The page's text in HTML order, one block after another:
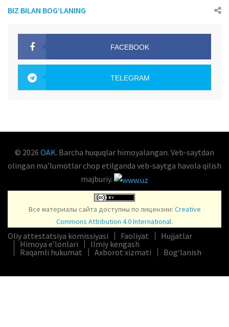
BIZ BILAN BOG‘LANING
FACEBOOK
TELEGRAM
© 2026 OAK. Barcha huquqlar himoyalangan. Veb-saytdan
olingan maʼlumotlar chop etilganda veb-saytga havola qilish
majburiy.
Все материалы сайта доступны по лицензии: Creative
Commons Attribution 4.0 International.
Oliy attestatsiya komissiyasi Faoliyat
Hujjatlar
Himoya e’lonlari
Ilmiy kengash
Raqamli hukumat
Axborot xizmati Bog‘lanish